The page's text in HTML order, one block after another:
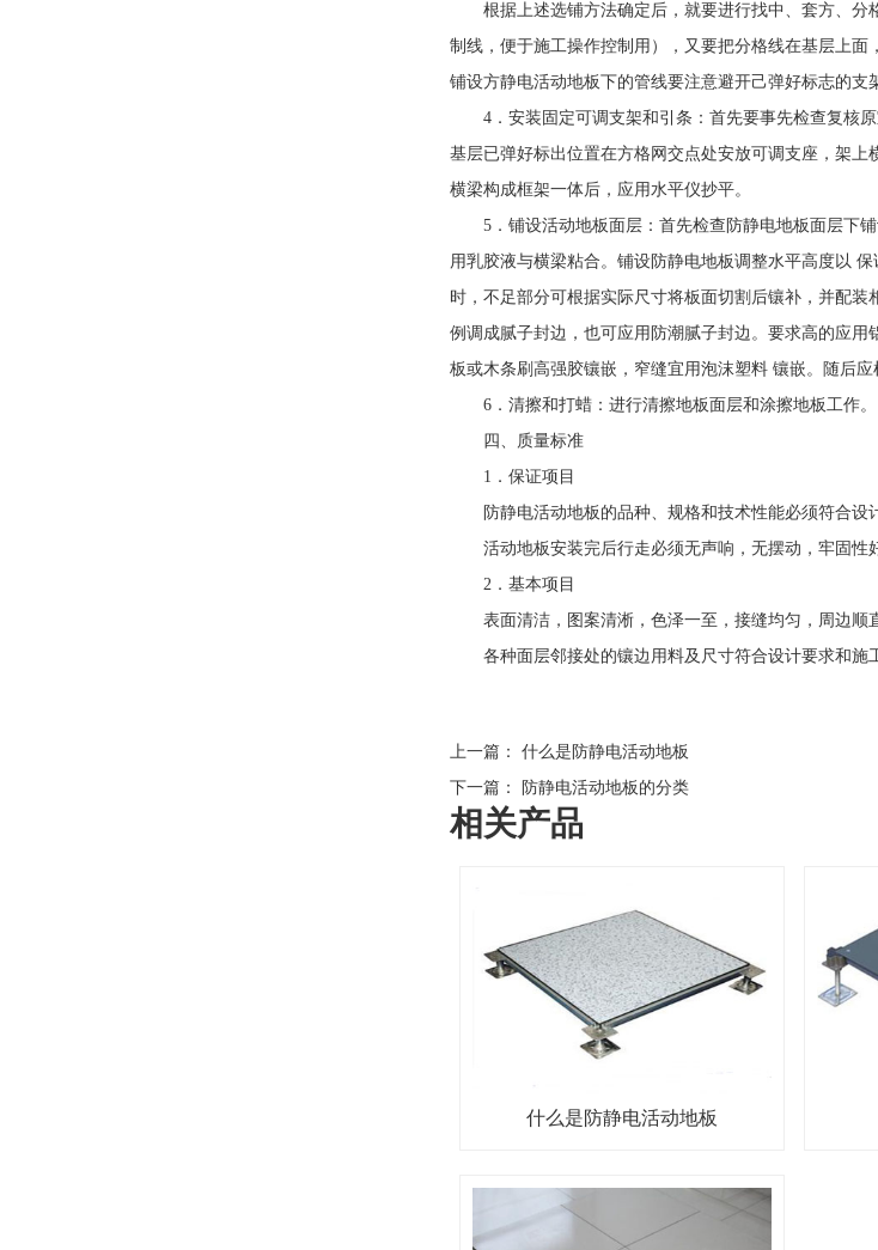
根据上述选铺方法确定后，就要进行找中、套方、分
制线，便于施工操作控制用），又要把分格线在基层上
铺设方静电活动地板下的管线要注意避开己弹好标志的支
4．安装固定可调支架和引条：首先要事先检查复核原
基层已弹好标出位置在方格网交点处安放可调支座，架
横梁构成框架一体后，应用水平仪抄平。
5．铺设活动地板面层：首先检查防静电地板面层下铺
用乳胶液与横梁粘合。铺设防静电地板调整水平高度以
时，不足部分可根据实际尺寸将板面切割后镶补，并配
例调成腻子封边，也可应用防潮腻子封边。要求高的应
板或木条刷高强胶镶嵌，窄缝宜用泡沫塑料 镶嵌。随后应
6．清擦和打蜡：进行清擦地板面层和涂擦地板工作。
四、质量标准
1．保证项目
防静电活动地板的品种、规格和技术性能必须符合设
活动地板安装完后行走必须无声响，无摆动，牢固性
2．基本项目
表面清洁，图案清淅，色泽一至，接缝均匀，周边顺
各种面层邻接处的镶边用料及尺寸符合设计要求和施
上一篇：
什么是防静电活动地板
下一篇：
防静电活动地板的分类
相关产品
什么是防静电活动地板